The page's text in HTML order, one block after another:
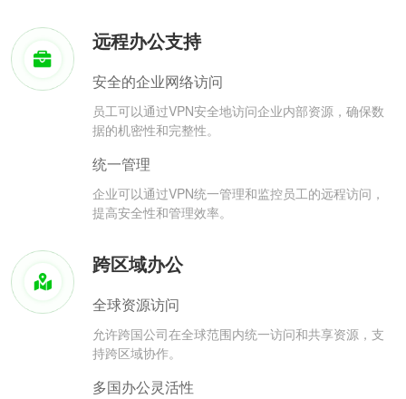
远程办公支持
安全的企业网络访问
员工可以通过VPN安全地访问企业内部资源，确保数
据的机密性和完整性。
统一管理
企业可以通过VPN统一管理和监控员工的远程访问，
提高安全性和管理效率。
跨区域办公
全球资源访问
允许跨国公司在全球范围内统一访问和共享资源，支
持跨区域协作。
多国办公灵活性